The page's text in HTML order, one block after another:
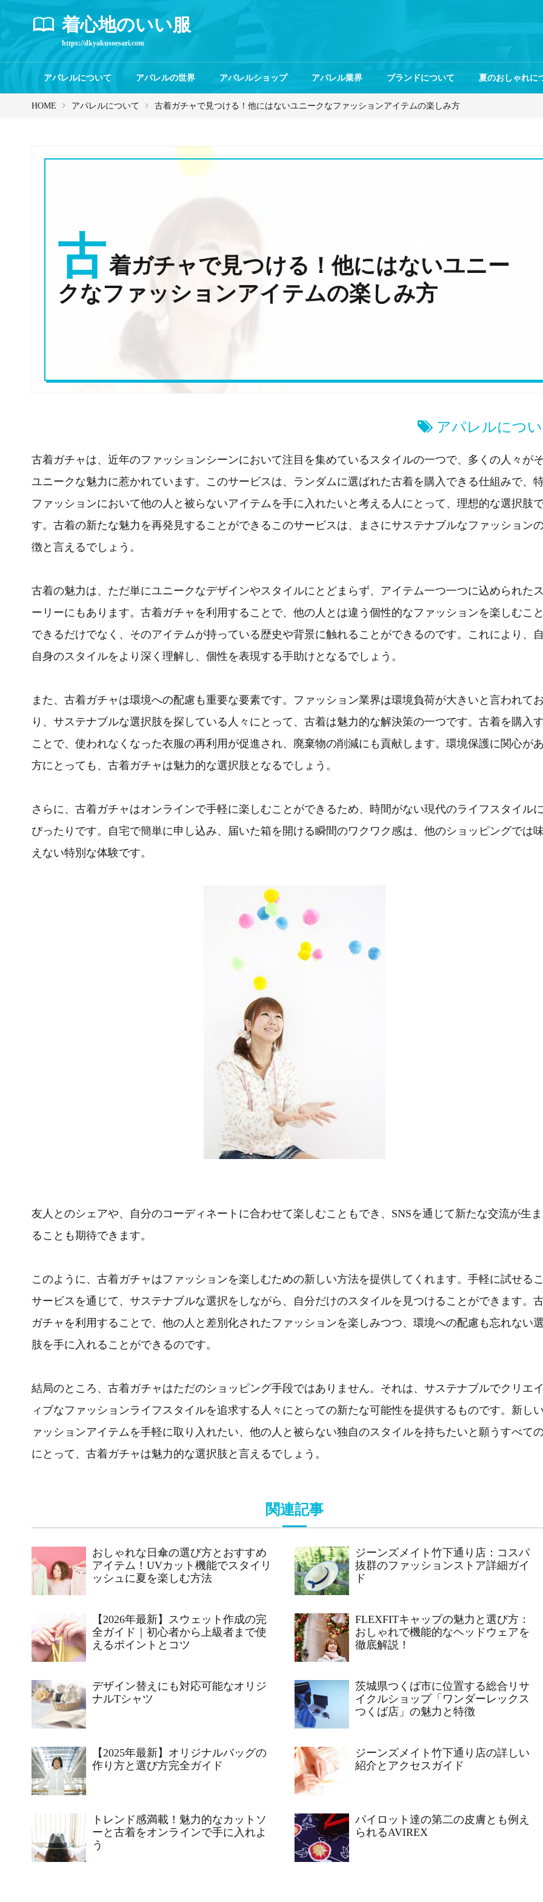
着心地のいい服
https://dkyakusoesari.com
アパレルについて アパレルの世界 アパレルショップ アパレル業界 ブランドについて 夏のおしゃれに
HOME アパレルについて 古着ガチャで見つける！他にはないユニークなファッションアイテムの楽しみ方
古着ガチャで見つける！他にはないユニー
クなファッションアイテムの楽しみ方
アパレルにつ
古着ガチャは、近年のファッションシーンにおいて注目を集めているスタイルの一つで、多くの人々が
ユニークな魅力に惹かれています。このサービスは、ランダムに選ばれた古着を購入できる仕組みで、
ファッションにおいて他の人と被らないアイテムを手に入れたいと考える人にとって、理想的な選択肢
す。古着の新たな魅力を再発見することができるこのサービスは、まさにサステナブルなファッション
徴と言えるでしょう。
古着の魅力は、ただ単にユニークなデザインやスタイルにとどまらず、アイテム一つ一つに込められた
ーリーにもあります。古着ガチャを利用することで、他の人とは違う個性的なファッションを楽しむこ
できるだけでなく、そのアイテムが持っている歴史や背景に触れることができるのです。これにより、
自身のスタイルをより深く理解し、個性を表現する手助けとなるでしょう。
また、古着ガチャは環境への配慮も重要な要素です。ファッション業界は環境負荷が大きいと言われてお
り、サステナブルな選択肢を探している人々にとって、古着は魅力的な解決策の一つです。古着を購入
ことで、使われなくなった衣服の再利用が促進され、廃棄物の削減にも貢献します。環境保護に関心が
方にとっても、古着ガチャは魅力的な選択肢となるでしょう。
さらに、古着ガチャはオンラインで手軽に楽しむことができるため、時間がない現代のライフスタイル
ぴったりです。自宅で簡単に申し込み、届いた箱を開ける瞬間のワクワク感は、他のショッピングでは
えない特別な体験です。
友人とのシェアや、自分のコーディネートに合わせて楽しむこともでき、SNSを通じて新たな交流が生
ることも期待できます。
このように、古着ガチャはファッションを楽しむための新しい方法を提供してくれます。手軽に試せる
サービスを通じて、サステナブルな選択をしながら、自分だけのスタイルを見つけることができます。
ガチャを利用することで、他の人と差別化されたファッションを楽しみつつ、環境への配慮も忘れない
肢を手に入れることができるのです。
結局のところ、古着ガチャはただのショッピング手段ではありません。それは、サステナブルでクリエ
ィブなファッションライフスタイルを追求する人々にとっての新たな可能性を提供するものです。新し
ァッションアイテムを手軽に取り入れたい、他の人と被らない独自のスタイルを持ちたいと願うすべて
にとって、古着ガチャは魅力的な選択肢と言えるでしょう。
関連記事
おしゃれな日傘の選び方とおすすめ
アイテム！UVカット機能でスタイリ
ッシュに夏を楽しむ方法
ジーンズメイト竹下通り店：コスパ
抜群のファッションストア詳細ガイ
ド
【2026年最新】スウェット作成の完
全ガイド｜初心者から上級者まで使
えるポイントとコツ
FLEXFITキャップの魅力と選び方：
おしゃれで機能的なヘッドウェアを
徹底解説！
デザイン替えにも対応可能なオリジ
ナルTシャツ
茨城県つくば市に位置する総合リサ
イクルショップ「ワンダーレックス
つくば店」の魅力と特徴
【2025年最新】オリジナルバッグの
作り方と選び方完全ガイド
ジーンズメイト竹下通り店の詳しい
紹介とアクセスガイド
トレンド感満載！魅力的なカットソ
ーと古着をオンラインで手に入れよ
う
パイロット達の第二の皮膚とも例え
られるAVIREX